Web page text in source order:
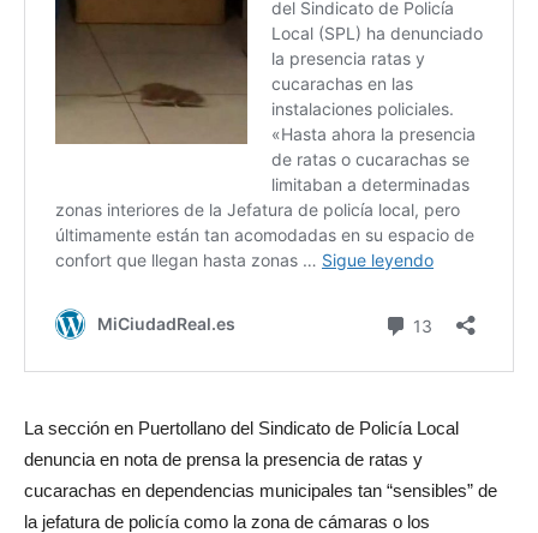
La sección en Puertollano del Sindicato de Policía Local
denuncia en nota de prensa la presencia de ratas y
cucarachas en dependencias municipales tan “sensibles” de
la jefatura de policía como la zona de cámaras o los